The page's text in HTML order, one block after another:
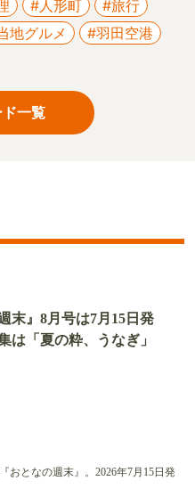
#人形町
#旅行
地グルメ
#羽田空港
一覧
末』8月号は7月15日発
「夏の粋、うなぎ」
おとなの週末』。2026年7月15日発